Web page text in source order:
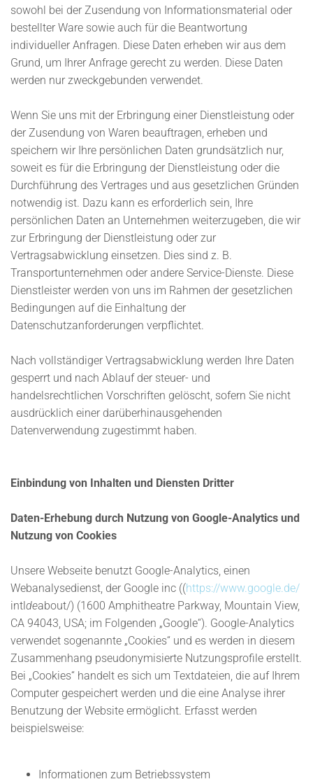
sowohl bei der Zusendung von Informationsmaterial oder
bestellter Ware sowie auch für die Beantwortung
individueller Anfragen. Diese Daten erheben wir aus dem
Grund, um Ihrer Anfrage gerecht zu werden. Diese Daten
werden nur zweckgebunden verwendet.
Wenn Sie uns mit der Erbringung einer Dienstleistung oder
der Zusendung von Waren beauftragen, erheben und
speichern wir Ihre persönlichen Daten grundsätzlich nur,
soweit es für die Erbringung der Dienstleistung oder die
Durchführung des Vertrages und aus gesetzlichen Gründen
notwendig ist. Dazu kann es erforderlich sein, Ihre
persönlichen Daten an Unternehmen weiterzugeben, die wir
zur Erbringung der Dienstleistung oder zur
Vertragsabwicklung einsetzen. Dies sind z. B.
Transportunternehmen oder andere Service-Dienste. Diese
Dienstleister werden von uns im Rahmen der gesetzlichen
Bedingungen auf die Einhaltung der
Datenschutzanforderungen verpflichtet.
Nach vollständiger Vertragsabwicklung werden Ihre Daten
gesperrt und nach Ablauf der steuer- und
handelsrechtlichen Vorschriften gelöscht, sofern Sie nicht
ausdrücklich einer darüberhinausgehenden
Datenverwendung zugestimmt haben.
Einbindung von Inhalten und Diensten Dritter
Daten-Erhebung durch Nutzung von Google-Analytics und
Nutzung von Cookies
Unsere Webseite benutzt Google-Analytics, einen
Webanalysedienst, der Google inc ((https://www.google.de/
intldeabout/) (1600 Amphitheatre Parkway, Mountain View,
CA 94043, USA; im Folgenden „Google“). Google-Analytics
verwendet sogenannte „Cookies“ und es werden in diesem
Zusammenhang pseudonymisierte Nutzungsprofile erstellt.
Bei „Cookies“ handelt es sich um Textdateien, die auf Ihrem
Computer gespeichert werden und die eine Analyse ihrer
Benutzung der Website ermöglicht. Erfasst werden
beispielsweise:
Informationen zum Betriebssystem